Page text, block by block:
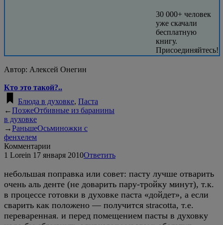
30 000+ человек
уже скачали
бесплатную
книгу.
Присоединяйтесь!
Автор: Алексей Онегин
Кто это такой?..
Блюда в духовке, Паста
←ПозжеОтбивные из баранины
в духовке
→РаньшеОсьминожки с
фенхелем
Комментарии
1 Lorein 17 января 2010Ответить
небольшая поправка или совет: пасту лучше отварить
очень аль денте (не доварить пару-тройку минут), т.к.
в процессе готовки в духовке паста «дойдет», а если
сварить как положено — получится stracotta, т.е.
переваренная. и перед помещением пасты в духовку